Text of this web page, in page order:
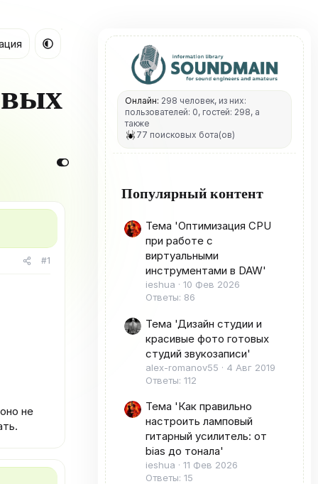
#1
не
Онлайн: 298 человек, из них:
пользователей: 0, гостей: 298, а
также
77 поисковых бота(ов)
Популярный контент
Тема 'Оптимизация CPU
при работе с
виртуальными
инструментами в DAW'
ieshua
10 Фев 2026
Ответы: 86
Тема 'Дизайн студии и
красивые фото готовых
студий звукозаписи'
alex-romanov55
4 Авг 2019
Ответы: 112
Тема 'Как правильно
настроить ламповый
гитарный усилитель: от
bias до тонала'
ieshua
11 Фев 2026
Ответы: 15